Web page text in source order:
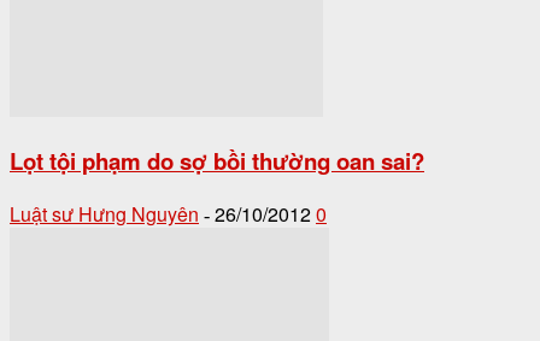
Lọt tội phạm do sợ bồi thường oan sai?
Luật sư Hưng Nguyên - 26/10/20120